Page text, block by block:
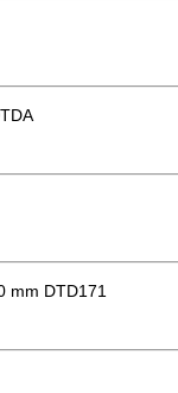
mm DTD171